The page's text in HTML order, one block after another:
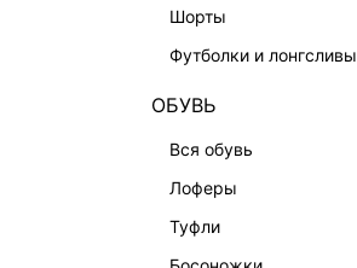
шорты
футболки и лонгсливы
ОБУВЬ
вся обувь
лоферы
туфли
БАЛЬЗАМЫ-ТИНТЫ
ЛИМИТИРОВАННЫЕ КОЛЛЕКЦИИ
КАПСУЛЬНЫЙ ГАРДЕРОБ